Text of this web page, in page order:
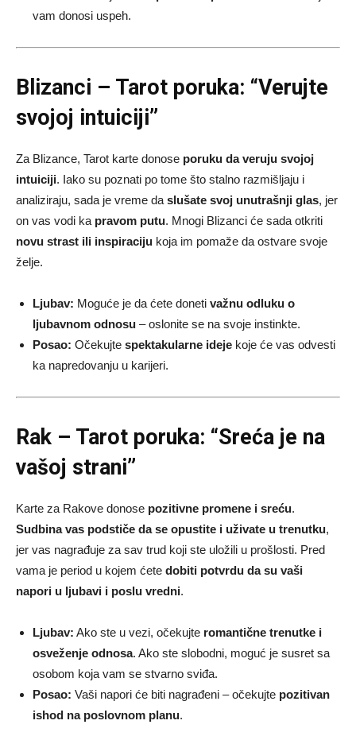
vam donosi uspeh.
Blizanci – Tarot poruka: “Verujte
svojoj intuiciji”
Za Blizance, Tarot karte donose poruku da veruju svojoj
intuiciji. Iako su poznati po tome što stalno razmišljaju i
analiziraju, sada je vreme da slušate svoj unutrašnji glas, jer
on vas vodi ka pravom putu. Mnogi Blizanci će sada otkriti
novu strast ili inspiraciju koja im pomaže da ostvare svoje
želje.
Ljubav: Moguće je da ćete doneti važnu odluku o
ljubavnom odnosu – oslonite se na svoje instinkte.
Posao: Očekujte spektakularne ideje koje će vas odvesti
ka napredovanju u karijeri.
Rak – Tarot poruka: “Sreća je na
vašoj strani”
Karte za Rakove donose pozitivne promene i sreću.
Sudbina vas podstiče da se opustite i uživate u trenutku,
jer vas nagrađuje za sav trud koji ste uložili u prošlosti. Pred
vama je period u kojem ćete dobiti potvrdu da su vaši
napori u ljubavi i poslu vredni.
Ljubav: Ako ste u vezi, očekujte romantične trenutke i
osveženje odnosa. Ako ste slobodni, moguć je susret sa
osobom koja vam se stvarno sviđa.
Posao: Vaši napori će biti nagrađeni – očekujte pozitivan
ishod na poslovnom planu.